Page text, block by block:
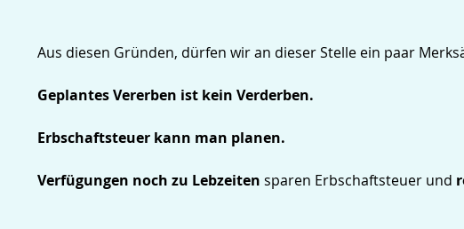
Aus diesen Gründen, dürfen wir an dieser Stelle ein paar
Geplantes Vererben ist kein Verderben.
Erbschaftsteuer kann man planen.
Verfügungen noch zu Lebzeiten sparen Erbschaftsteuer und